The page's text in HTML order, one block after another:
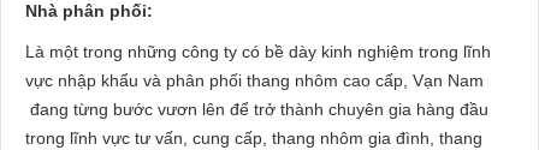
Nhà phân phối:
Là một trong những công ty có bề dày kinh nghiệm trong lĩnh
vực nhập khẩu và phân phối thang nhôm cao cấp, Vạn Nam
đang từng bước vươn lên để trở thành chuyên gia hàng đầu
trong lĩnh vực tư vấn, cung cấp, thang nhôm gia đình, thang